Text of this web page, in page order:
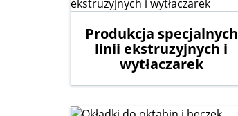
Produkcja specjalnych
linii ekstruzyjnych i
wytłaczarek